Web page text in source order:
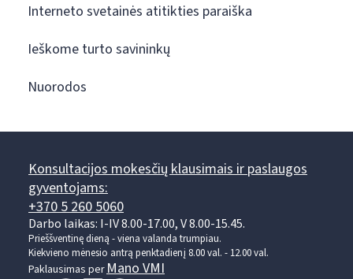
Interneto svetainės atitikties paraiška
Ieškome turto savininkų
Nuorodos
Konsultacijos mokesčių klausimais ir paslaugos
gyventojams:
+370 5 260 5060
Darbo laikas: I-IV 8.00-17.00, V 8.00-15.45.
Prieššventinę dieną - viena valanda trumpiau.
Kiekvieno mėnesio antrą penktadienį 8.00 val. - 12.00 val.
Paklausimas per Mano VMI